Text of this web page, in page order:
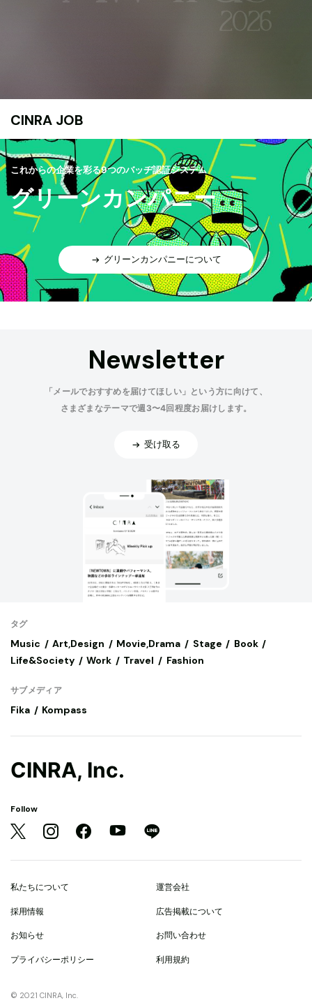
CINRA JOB
これからの企業を彩る9つのバッヂ認証システム
グリーンカンパニー
グリーンカンパニーについて
Newsletter
「メールでおすすめを届けてほしい」という方に向けて、
さまざまなテーマで週3〜4回程度お届けします。
受け取る
タグ
Music Art,Design Movie,Drama Stage
Book
Life&Society
Work Travel Fashion
サブメディア
Fika Kompass
CINRA, Inc.
Follow
私たちについて 運営会社
採用情報 広告掲載について
お知らせ お問い合わせ
プライバシーポリシー 利用規約
© 2021 CINRA, Inc.